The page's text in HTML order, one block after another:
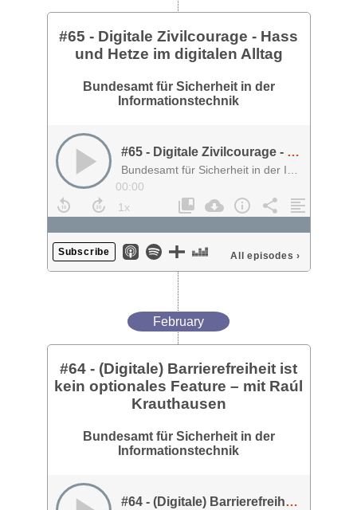
#65 - Digitale Zivilcourage - Hass
und Hetze im digitalen Alltag
Bundesamt für Sicherheit in der
Informationstechnik
#65 - Digitale Zivilcourage - Hass und Hetze im digitalen Alltag
Bundesamt für Sicherheit in der Informationstechnik
00:00
Subscribe All episodes ›
February
#64 - (Digitale) Barrierefreiheit ist
kein optionales Feature – mit Raúl
Krauthausen
Bundesamt für Sicherheit in der
Informationstechnik
#64 - (Digitale) Barrierefreiheit ist kein optionales Feature – mit Raúl Krauthausen